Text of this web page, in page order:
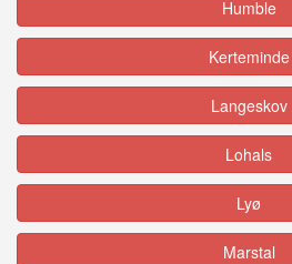
Humble
Kerteminde
Langeskov
Lohals
Lyø
Marstal